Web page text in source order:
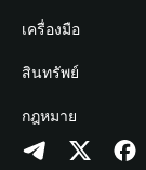
ข่าวสารด้านคริปโต
ศูนย์ช่วยเหลือ
ติดต่อเรา
ทรัพยากรข้อมูลขอ
Payfi Crypto
Crypto Swap API
Altcoin Season
Prediction Markets
เชื่อมต่อ Wallet
Bitget Wallet Pay
ลิสต์โปรเจกต์
Protection Fund
เทคโนโลยีความป
เครื่องมือ
ซื้อคริปโต
การตรวจจับการอ
การตรวจจับสัญญา
สินทรัพย์
Arbitrum
Avalanche
กฎหมาย
นโยบายความเป็น